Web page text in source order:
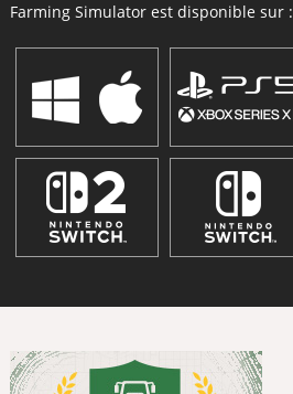
Farming Simulator est disponible sur :